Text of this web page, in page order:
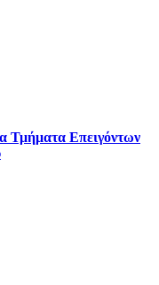
Τμήματα Επειγόντων